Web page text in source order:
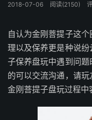
2018-07-06 阅读(2150)
自认为金刚菩提子这
理以及保养更是种说
子保养盘玩中遇到问
的可以交流沟通，请
金刚菩提子盘玩过程中